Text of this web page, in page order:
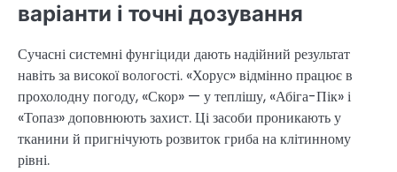
варіанти і точні дозування
Сучасні системні фунгіциди дають надійний результат
навіть за високої вологості. «Хорус» відмінно працює в
прохолодну погоду, «Скор» — у теплішу, «Абіга-Пік» і
«Топаз» доповнюють захист. Ці засоби проникають у
тканини й пригнічують розвиток гриба на клітинному
рівні.